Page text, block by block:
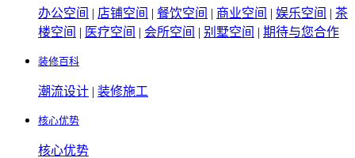
办公空间 | 店铺空间 | 餐饮空间 | 商业空间 | 娱乐空间 | 茶
楼空间 | 医疗空间 | 会所空间 | 别墅空间 | 期待与您合作
装修百科
潮流设计 | 装修施工
核心优势
核心优势